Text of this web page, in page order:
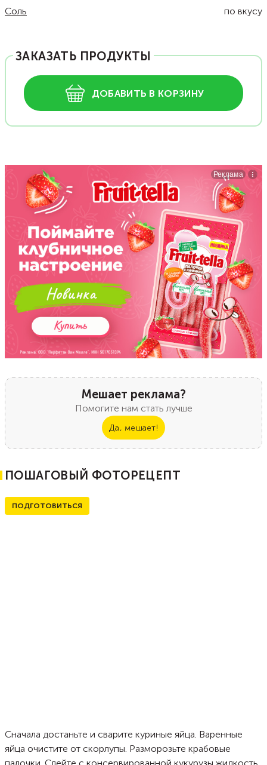
Соль по вкусу
ЗАКАЗАТЬ ПРОДУКТЫ
ДОБАВИТЬ В КОРЗИНУ
Мешает реклама?
Помогите нам стать лучше
Да, мешает!
ПОШАГОВЫЙ ФОТОРЕЦЕПТ
ПОДГОТОВИТЬСЯ
Сначала достаньте и сварите куриные яйца. Варенные
яйца очистите от скорлупы. Разморозьте крабовые